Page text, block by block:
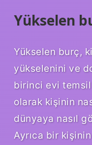
Yükselen
Yükselen burç,
yükselenini ve
birinci evi temsil
olarak kişinin
dünyaya nasıl
Ayrıca bir